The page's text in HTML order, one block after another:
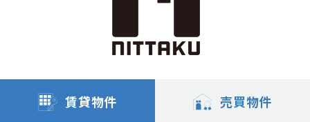
賃貸物件 売買物件